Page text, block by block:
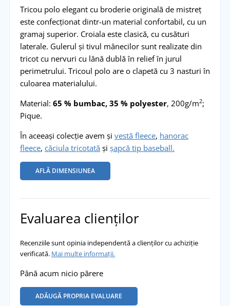
Tricou polo elegant cu broderie originală de mistreț
este confecționat dintr-un material confortabil, cu un
gramaj superior. Croiala este clasică, cu cusături
laterale. Gulerul și tivul mânecilor sunt realizate din
tricot cu nervuri cu lână dublă în relief în jurul
perimetrului. Tricoul polo are o clapetă cu 3 nasturi în
culoarea materialului.
Material: 65 % bumbac, 35 % polyester, 200g/m2;
Pique.
În aceeași colecție avem și vestă fleece, hanorac
fleece, căciula tricotată și șapcă tip baseball.
AFLĂ DIMENSIUNEA
Evaluarea clienților
Recenziile sunt opinia independentă a clienților cu achiziție
verificată. Mai multe informații.
Până acum nicio părere
ADĂUGĂ PROPRIA EVALUARE